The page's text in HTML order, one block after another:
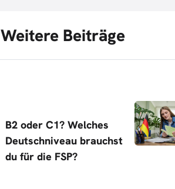
Weitere Beiträge
B2 oder C1? Welches
Deutschniveau brauchst
du für die FSP?